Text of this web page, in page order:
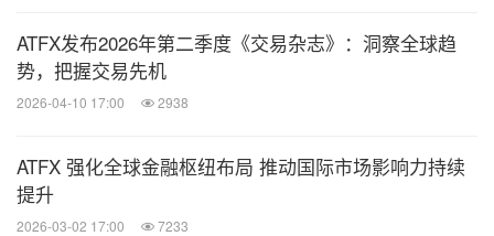
ATFX发布2026年第二季度《交易杂志》：洞察全球趋
势，把握交易先机
2026-04-10 17:00 2938
ATFX 强化全球金融枢纽布局 推动国际市场影响力持续
提升
2026-03-02 17:00 7233